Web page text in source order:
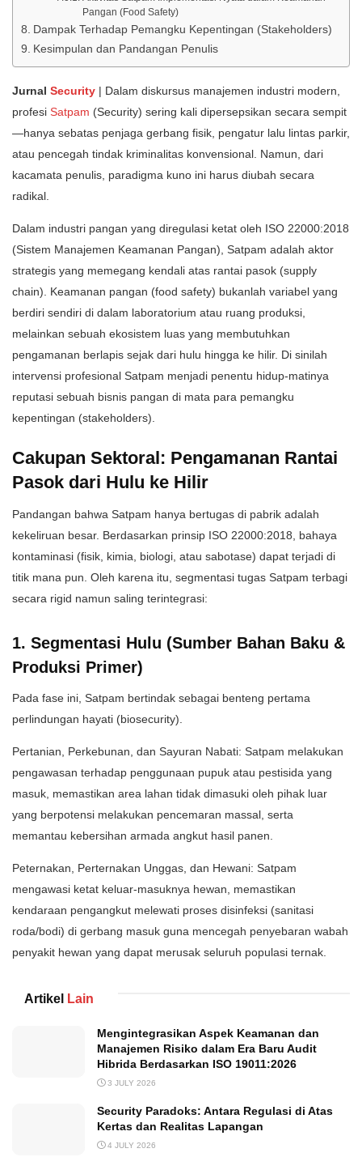
Pangan (Food Safety)
Dampak Terhadap Pemangku Kepentingan (Stakeholders)
​Kesimpulan dan Pandangan Penulis
Jurnal Security | ​Dalam diskursus manajemen industri modern,
profesi Satpam (Security) sering kali dipersepsikan secara sempit
—hanya sebatas penjaga gerbang fisik, pengatur lalu lintas parkir,
atau pencegah tindak kriminalitas konvensional. Namun, dari
kacamata penulis, paradigma kuno ini harus diubah secara
radikal.
​Dalam industri pangan yang diregulasi ketat oleh ISO 22000:2018
(Sistem Manajemen Keamanan Pangan), Satpam adalah aktor
strategis yang memegang kendali atas rantai pasok (supply
chain). Keamanan pangan (food safety) bukanlah variabel yang
berdiri sendiri di dalam laboratorium atau ruang produksi,
melainkan sebuah ekosistem luas yang membutuhkan
pengamanan berlapis sejak dari hulu hingga ke hilir. Di sinilah
intervensi profesional Satpam menjadi penentu hidup-matinya
reputasi sebuah bisnis pangan di mata para pemangku
kepentingan (stakeholders).
​Cakupan Sektoral: Pengamanan Rantai
Pasok dari Hulu ke Hilir
​Pandangan bahwa Satpam hanya bertugas di pabrik adalah
kekeliruan besar. Berdasarkan prinsip ISO 22000:2018, bahaya
kontaminasi (fisik, kimia, biologi, atau sabotase) dapat terjadi di
titik mana pun. Oleh karena itu, segmentasi tugas Satpam terbagi
secara rigid namun saling terintegrasi:
​1. Segmentasi Hulu (Sumber Bahan Baku &
Produksi Primer)
​Pada fase ini, Satpam bertindak sebagai benteng pertama
perlindungan hayati (biosecurity).
​Pertanian, Perkebunan, dan Sayuran Nabati: Satpam melakukan
pengawasan terhadap penggunaan pupuk atau pestisida yang
masuk, memastikan area lahan tidak dimasuki oleh pihak luar
yang berpotensi melakukan pencemaran massal, serta
memantau kebersihan armada angkut hasil panen.
​Peternakan, Perternakan Unggas, dan Hewani: Satpam
mengawasi ketat keluar-masuknya hewan, memastikan
kendaraan pengangkut melewati proses disinfeksi (sanitasi
roda/bodi) di gerbang masuk guna mencegah penyebaran wabah
penyakit hewan yang dapat merusak seluruh populasi ternak.
Artikel Lain
Mengintegrasikan Aspek Keamanan dan
Manajemen Risiko dalam Era Baru Audit
Hibrida Berdasarkan ISO 19011:2026
3 JULY 2026
Security Paradoks: Antara Regulasi di Atas
Kertas dan Realitas Lapangan
4 JULY 2026